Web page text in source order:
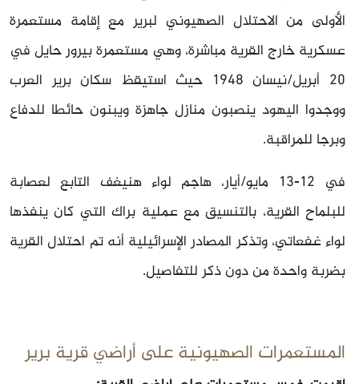
الأولى من الاحتلال الصهيوني لبرير مع إقامة مستعمرة
عسكرية خارج القرية مباشرة، وهي مستعمرة بيرور حايل في
20‏ أبريل/نيسان 1948 حيث استيقظ سكان برير العرب
ووجدوا اليهود ينصبون منازل جاهزة ويبنون حائطا للدفاع
وبرجا للمراقبة.
في 12-13‏ مايو/أيار، هاجم لواء هنيغف التابع لعصابة
للبلماح القرية، بالتنسيق مع عملية براك التي كان ينفذها
لواء غفعاتي، وتذكر المصادر الإسرائيلية أنه تم احتلال القرية
بضربة واحدة من دون ذكر للتفاصيل.
المستعمرات الصهيونية على أراضي قرية برير